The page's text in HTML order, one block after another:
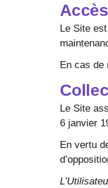
Le Site
En cas de
Le Site
6 janvier
En vertu